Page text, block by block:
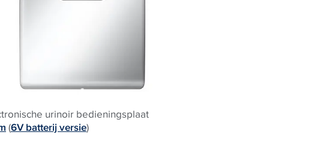
urinoir bedieningsplaat
(6V batterij versie)